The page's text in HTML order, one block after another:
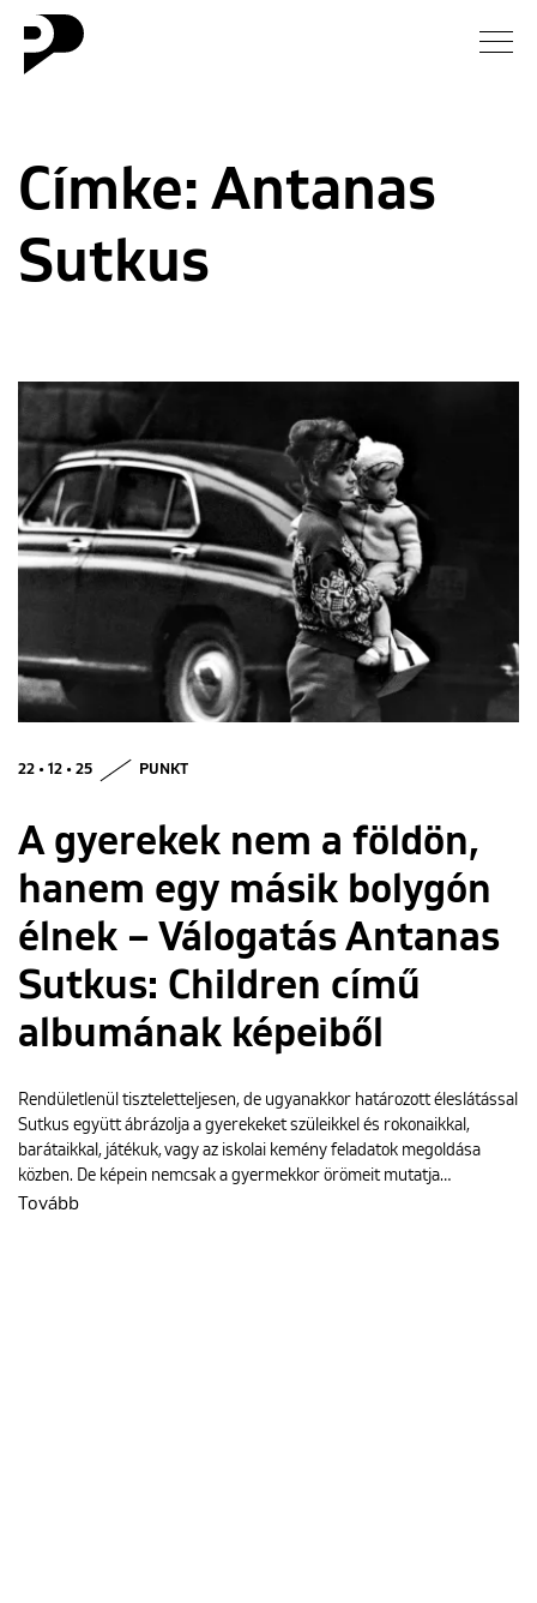
Galéria
Rólunk
ENGLISH
Címke: Antanas
Sutkus
22 • 12 • 25 PUNKT
A gyerekek nem a földön,
hanem egy másik bolygón
élnek – Válogatás Antanas
Sutkus: Children című
albumának képeiből
Rendületlenül tiszteletteljesen, de ugyanakkor határozott éleslátással
Sutkus együtt ábrázolja a gyerekeket szüleikkel és rokonaikkal,
barátaikkal, játékuk, vagy az iskolai kemény feladatok megoldása
közben. De képein nemcsak a gyermekkor örömeit mutatja…
Tovább